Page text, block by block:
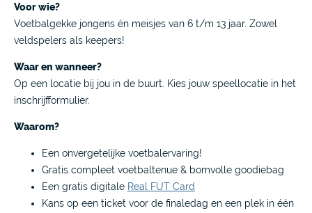
Voor wie?
Voetbalgekke jongens én meisjes van 6 t/m 13 jaar. Zowel
veldspelers als keepers!
Waar en wanneer?
Op een locatie bij jou in de buurt. Kies jouw speellocatie in het
inschrijfformulier.
Waarom?
Een onvergetelijke voetbalervaring!
Gratis compleet voetbaltenue & bomvolle goodiebag
Een gratis digitale Real FUT Card
Kans op een ticket voor de finaledag en een plek in één